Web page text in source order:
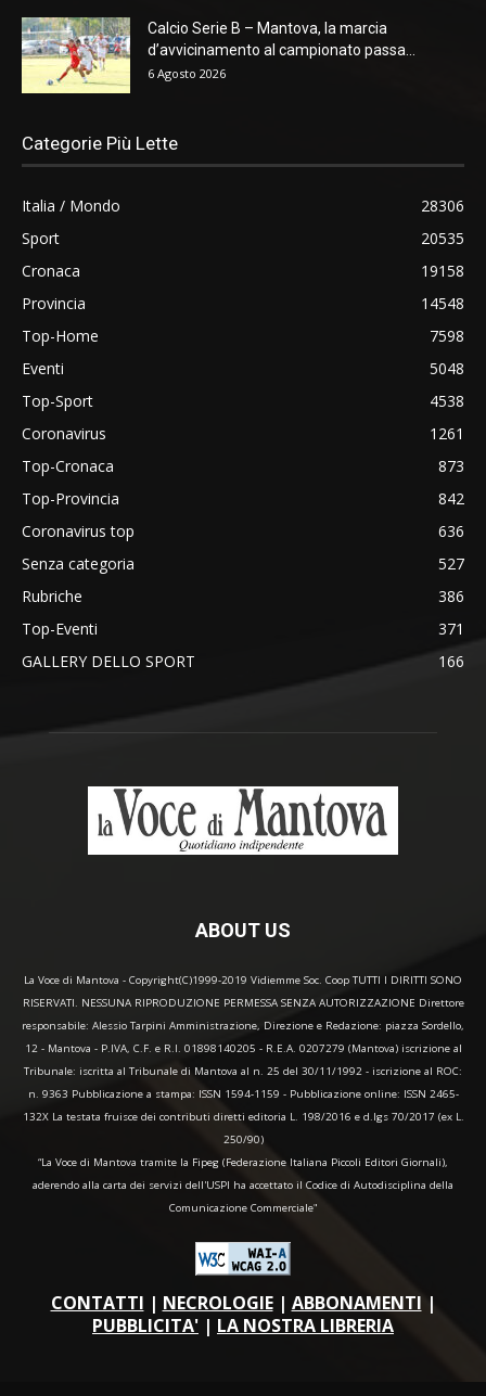
Calcio Serie B – Mantova, la marcia
d’avvicinamento al campionato passa...
6 Agosto 2026
Categorie Più Lette
Italia / Mondo
28306
Sport
20535
Cronaca
19158
Provincia
14548
Top-Home
7598
Eventi
5048
Top-Sport
4538
Coronavirus
1261
Top-Cronaca
873
Top-Provincia
842
Coronavirus top
636
Senza categoria
527
Rubriche
386
Top-Eventi
371
GALLERY DELLO SPORT
166
ABOUT US
La Voce di Mantova - Copyright(C)1999-2019 Vidiemme Soc. Coop TUTTI I DIRITTI SONO
RISERVATI. NESSUNA RIPRODUZIONE PERMESSA SENZA AUTORIZZAZIONE Direttore
responsabile: Alessio Tarpini Amministrazione, Direzione e Redazione: piazza Sordello,
12 - Mantova - P.IVA, C.F. e R.I. 01898140205 - R.E.A. 0207279 (Mantova) iscrizione al
Tribunale: iscritta al Tribunale di Mantova al n. 25 del 30/11/1992 - iscrizione al ROC:
n. 9363 Pubblicazione a stampa: ISSN 1594-1159 - Pubblicazione online: ISSN 2465-
132X La testata fruisce dei contributi diretti editoria L. 198/2016 e d.lgs 70/2017 (ex L.
250/90)
“La Voce di Mantova tramite la Fipeg (Federazione Italiana Piccoli Editori Giornali),
aderendo alla carta dei servizi dell'USPI ha accettato il Codice di Autodisciplina della
Comunicazione Commerciale"
CONTATTI | NECROLOGIE| ABBONAMENTI |
PUBBLICITA' | LA NOSTRA LIBRERIA